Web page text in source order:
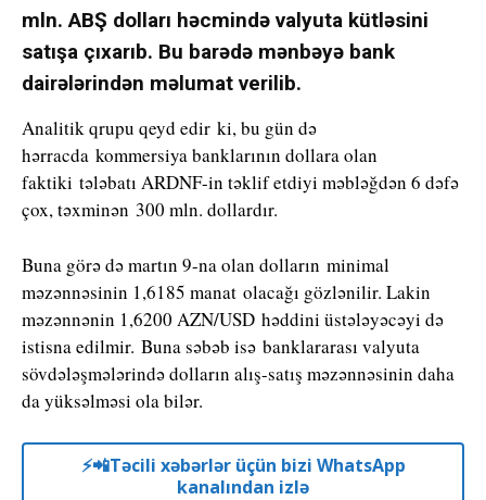
mln. ABŞ dolları həcmində valyuta kütləsini
satışa çıxarıb. Bu barədə mənbəyə bank
dairələrindən məlumat verilib.
Analitik qrupu qeyd edir ki, bu gün də
hərracda kommersiya banklarının dollara olan
faktiki tələbatı ARDNF-in təklif etdiyi məbləğdən 6 dəfə
çox, təxminən 300 mln. dollardır.
Buna görə də martın 9-na olan dolların minimal
məzənnəsinin 1,6185 manat olacağı gözlənilir. Lakin
məzənnənin 1,6200 AZN/USD həddini üstələyəcəyi də
istisna edilmir. Buna səbəb isə banklararası valyuta
sövdələşmələrində dolların alış-satış məzənnəsinin daha
da yüksəlməsi ola bilər.
⚡️📲Təcili xəbərlər üçün bizi WhatsApp
kanalından izlə